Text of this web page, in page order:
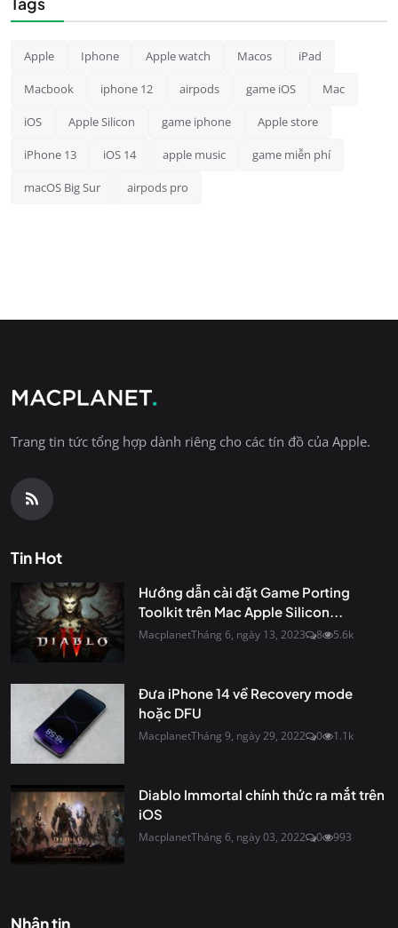
Tags
Apple Iphone Apple watch Macos iPad
Macbook iphone 12 airpods game iOS Mac
iOS Apple Silicon game iphone Apple store
iPhone 13 iOS 14 apple music game miễn phí
macOS Big Sur airpods pro
Trang tin tức tổng hợp dành riêng cho các tín đồ của Apple.
Tin Hot
Hướng dẫn cài đặt Game Porting
Toolkit trên Mac Apple Silicon...
MacplanetTháng 6, ngày 13, 2023 8 5.6k
Đưa iPhone 14 về Recovery mode
hoặc DFU
MacplanetTháng 9, ngày 29, 2022 0 1.1k
Diablo Immortal chính thức ra mắt trên
iOS
MacplanetTháng 6, ngày 03, 2022 0 993
Nhận tin